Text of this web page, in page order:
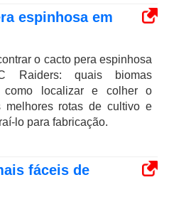
espinhosa em
o cacto pera espinhosa
Raiders: quais biomas
como localizar e colher o
melhores rotas de cultivo e
lo para fabricação.
fáceis de